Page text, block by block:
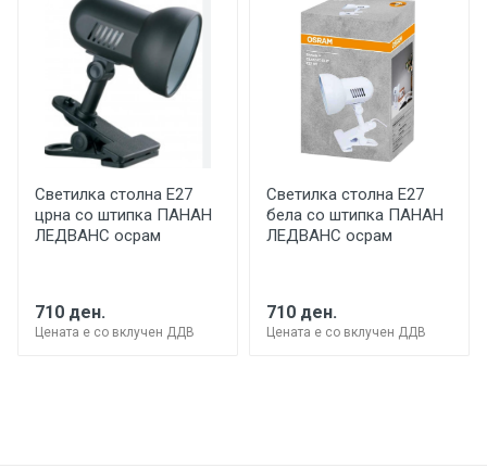
Светилка столна Е27
црна со штипка ПАНАН
ЛЕДВАНС осрам
710 ден.
Цената е со вклучен ДДВ
Светилка столна Е27
бела со штипка ПАНАН
ЛЕДВАНС осрам
710 ден.
Цената е со вклучен ДДВ